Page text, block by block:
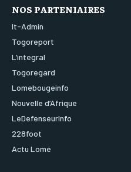
NOS PARTENIAIRES
It-Admin
Togoreport
L’integral
Togoregard
Lomebougeinfo
Nouvelle d’Afrique
LeDefenseurInfo
228foot
Actu Lomé